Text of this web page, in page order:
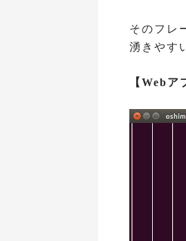
そのフレ
湧きやす
【Web